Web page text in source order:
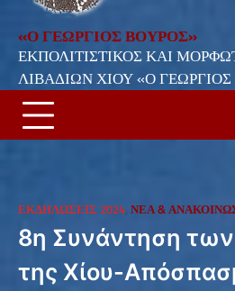
«Ο ΓΕΩΡΓΙΟΣ ΒΟΥΡΟΣ»
ΕΚΠΟΛΙΤΙΣΤΙΚΟΣ ΚΑΙ
ΛΙΒΑΔΙΩΝ ΧΙΟΥ «Ο
ΕΚΔΗΛΏΣΕΙΣ 2024, ΝΕΑ &
8η Συνάντηση
της Χίου-